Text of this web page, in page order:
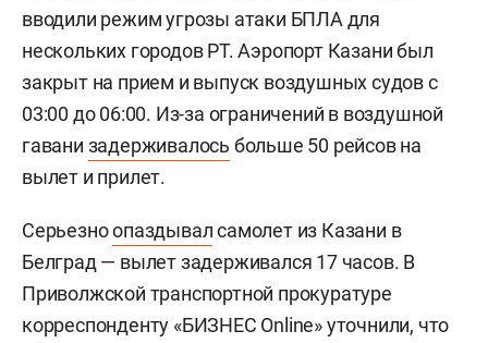
вводили режим угрозы атаки БПЛА для
нескольких городов РТ. Аэропорт Казани был
закрыт на прием и выпуск воздушных судов с
03:00 до 06:00. Из-за ограничений в воздушной
гавани задерживалось больше 50 рейсов на
вылет и прилет.
Серьезноопаздывалсамолет из Казани в
Белград — вылет задерживался 17 часов. В
Приволжской транспортной прокуратуре
корреспонденту «БИЗНЕС Online» уточнили, что